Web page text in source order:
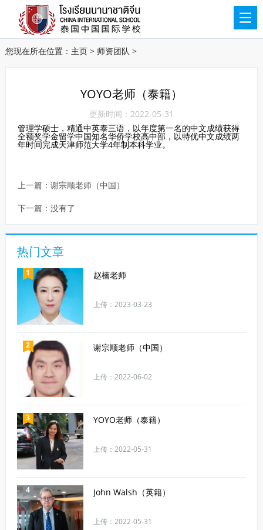
您现在所在位置： 主页> 师资团队 >
YOYO老师（泰籍）
更新时间：2022-05-31
管理学硕士，精通中英泰三语，以年度第一名的中文成绩获得
全额奖学金留学中国知名华侨学校高中部，以特优中文成绩两
年时间完成天津师范大学4年制本科学业。
上一篇： 谢宗顺老师（中国）
下一篇：没有了
热门文章
1 赵楠老师
上传：2023-03-23
2 谢宗顺老师（中国）
上传：2022-06-02
3 YOYO老师（泰籍）
上传：2022-05-31
4 John Walsh（英籍）
上传：2022-05-31